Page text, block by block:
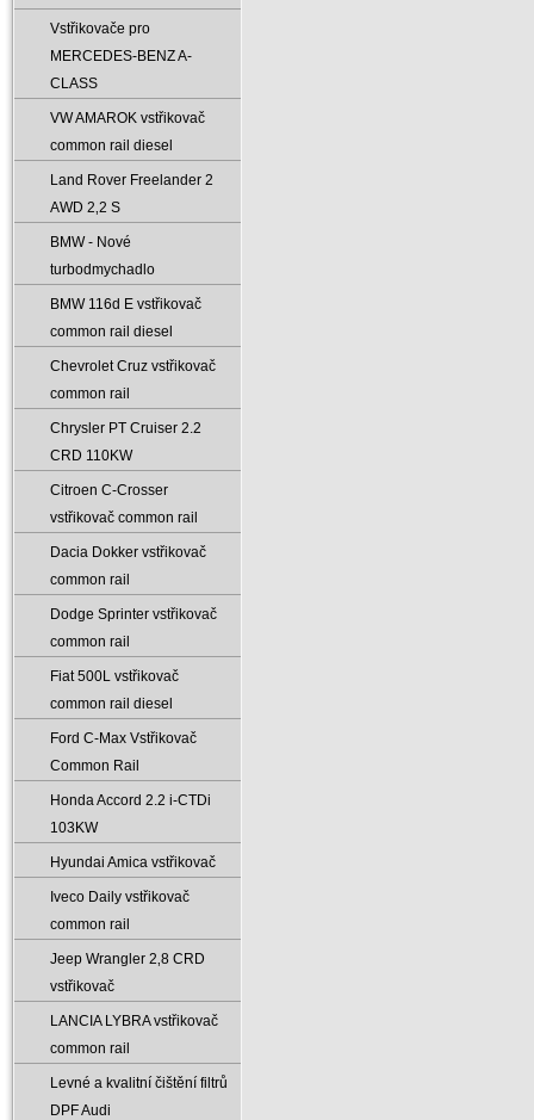
Vstřikovače pro
MERCEDES-BENZ A-
CLASS
VW AMAROK vstřikovač
common rail diesel
Land Rover Freelander 2
AWD 2‚2 S
BMW - Nové
turbodmychadlo
BMW 116d E vstřikovač
common rail diesel
Chevrolet Cruz vstřikovač
common rail
Chrysler PT Cruiser 2.2
CRD 110KW
Citroen C-Crosser
vstřikovač common rail
Dacia Dokker vstřikovač
common rail
Dodge Sprinter vstřikovač
common rail
Fiat 500L vstřikovač
common rail diesel
Ford C-Max Vstřikovač
Common Rail
Honda Accord 2.2 i-CTDi
103KW
Hyundai Amica vstřikovač
Iveco Daily vstřikovač
common rail
Jeep Wrangler 2‚8 CRD
vstřikovač
LANCIA LYBRA vstřikovač
common rail
Levné a kvalitní čištění filtrů
DPF Audi